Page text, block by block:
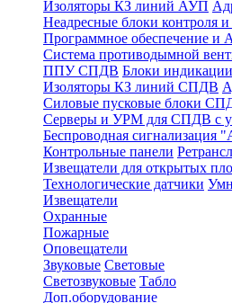
Изоляторы КЗ линий АУП
Неадресные блоки контроля
Программное обеспечение
Система противодымной
ППУ СПДВ Блоки
Изоляторы КЗ линий СПДВ
Силовые пусковые блоки
Серверы и УРМ для СПДВ с
Беспроводная сигнализация
Контрольные панели
Извещатели для открытых
Технологические датчики
Извещатели
Охранные
Пожарные
Оповещатели
Звуковые Световые
Светозвуковые Табло
Доп.оборудование